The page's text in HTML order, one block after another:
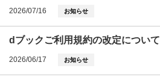
2026/07/16 お知らせ
dブックご利用規約の改定について
2026/06/17 お知らせ